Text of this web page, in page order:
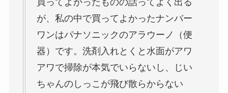
が、私の中で買ってよかったナンバー
ワンはパナソニックのアラウーノ（便
器）です。洗剤入れとくと水面がアワ
アワで掃除が本気でいらないし、じい
ちゃんのしっこが飛び散らからない